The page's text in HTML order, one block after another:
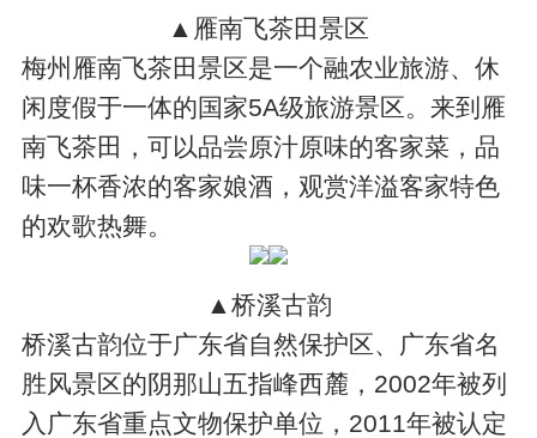
▲雁南飞茶田景区
梅州雁南飞茶田景区是一个融农业旅游、休
闲度假于一体的国家5A级旅游景区。来到雁
南飞茶田，可以品尝原汁原味的客家菜，品
味一杯香浓的客家娘酒，观赏洋溢客家特色
的欢歌热舞。
▲桥溪古韵
桥溪古韵位于广东省自然保护区、广东省名
胜风景区的阴那山五指峰西麓，2002年被列
入广东省重点文物保护单位，2011年被认定